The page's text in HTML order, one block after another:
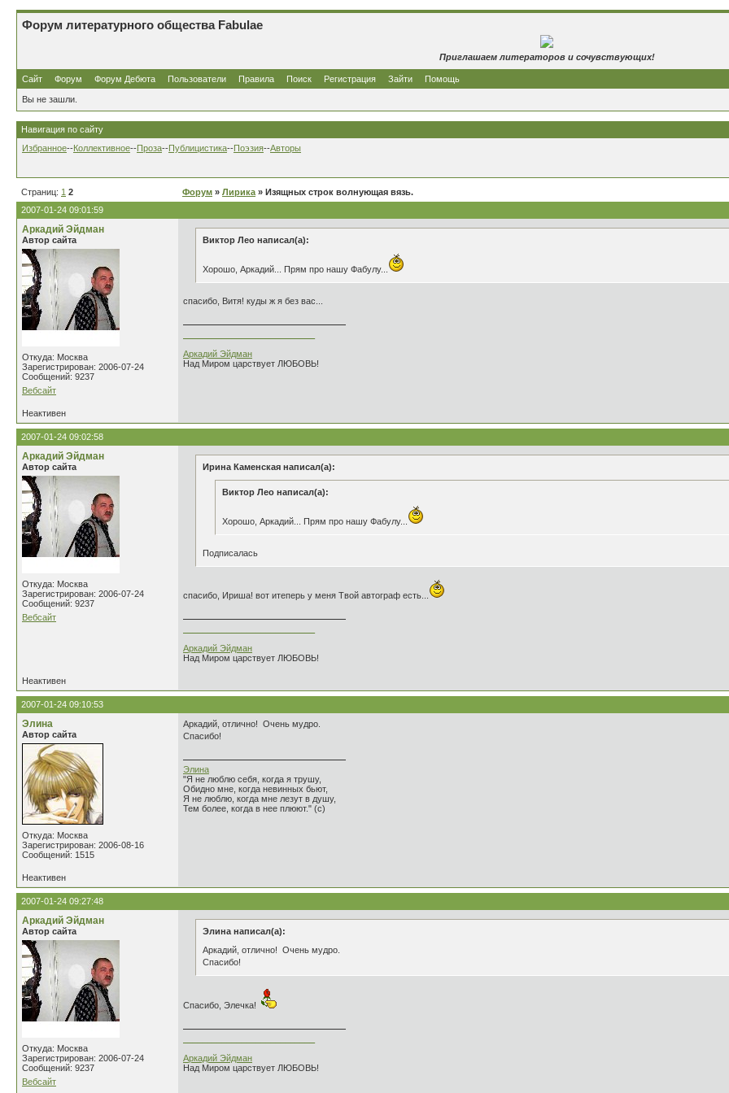
Форум литературного общества Fabulae
Приглашаем литераторов и сочувствующих!
Сайт Форум Форум Дебюта Пользователи Правила Поиск Регистрация Зайти Помощь
Вы не зашли.
Навигация по сайту
Избранное--Коллективное--Проза--Публицистика--Поэзия--Авторы
Страниц: 1 2 Форум » Лирика » Изящных строк волнующая вязь.
2007-01-24 09:01:59
Аркадий Эйдман
Автор сайта
Откуда: Москва
Зарегистрирован: 2006-07-24
Сообщений: 9237
Вебсайт
Виктор Лео написал(а):
Хорошо, Аркадий... Прям про нашу Фабулу...
спасибо, Витя! куды ж я без вас...
Аркадий Эйдман
Над Миром царствует ЛЮБОВЬ!
Неактивен
2007-01-24 09:02:58
Аркадий Эйдман
Автор сайта
Откуда: Москва
Зарегистрирован: 2006-07-24
Сообщений: 9237
Вебсайт
Ирина Каменская написал(а):
Виктор Лео написал(а):
Хорошо, Аркадий... Прям про нашу Фабулу...
Подписалась
спасибо, Ириша! вот итеперь у меня Твой автограф есть...
Аркадий Эйдман
Над Миром царствует ЛЮБОВЬ!
Неактивен
2007-01-24 09:10:53
Элина
Автор сайта
Откуда: Москва
Зарегистрирован: 2006-08-16
Сообщений: 1515
Аркадий, отлично! Очень мудро.
Спасибо!
Элина
"Я не люблю себя, когда я трушу,
Обидно мне, когда невинных бьют,
Я не люблю, когда мне лезут в душу,
Тем более, когда в нее плюют." (с)
Неактивен
2007-01-24 09:27:48
Аркадий Эйдман
Автор сайта
Откуда: Москва
Зарегистрирован: 2006-07-24
Сообщений: 9237
Вебсайт
Элина написал(а):
Аркадий, отлично! Очень мудро.
Спасибо!
Спасибо, Элечка!
Аркадий Эйдман
Над Миром царствует ЛЮБОВЬ!